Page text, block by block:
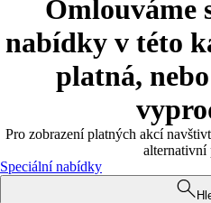
Omlouváme
nabídky v této
platná,
Pro zobrazení platných akcí
alternativní
Speciální nabídky